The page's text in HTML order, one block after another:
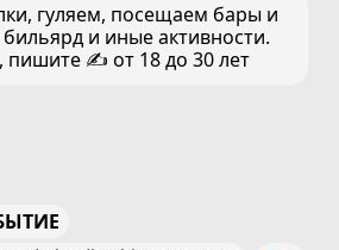
гуляем, посещаем бары и
и иные активности.
пишите ✍️ от 18 до 30 лет